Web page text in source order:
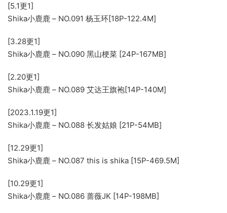
[5.1更1]
Shika小鹿鹿 – NO.091 杨玉环[18P-122.4M]
[3.28更1]
Shika小鹿鹿 – NO.090 黑山梗菜 [24P-167MB]
[2.20更1]
Shika小鹿鹿 – NO.089 艾达王旗袍[14P-140M]
[2023.1.19更1]
Shika小鹿鹿 – NO.088 长发姑娘 [21P-54MB]
[12.29更1]
Shika小鹿鹿 – NO.087 this is shika [15P-469.5M]
[10.29更1]
Shika小鹿鹿 – NO.086 蔷薇JK [14P-198MB]